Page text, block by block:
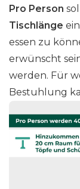
Pro Person
Tischlänge
essen zu
erwünscht
werden. Für
Bestuhlung